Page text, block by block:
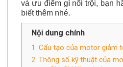
Vậy motor giảm tốc
và ưu điểm gì nổi trội, bạn
biết thêm nhé.
Nội dung chính
1. Cấu tạo của motor giảm